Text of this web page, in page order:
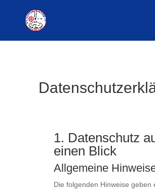
1. Datenschutz
einen Blick
Allgemeine
Die folgenden Hinweise geben